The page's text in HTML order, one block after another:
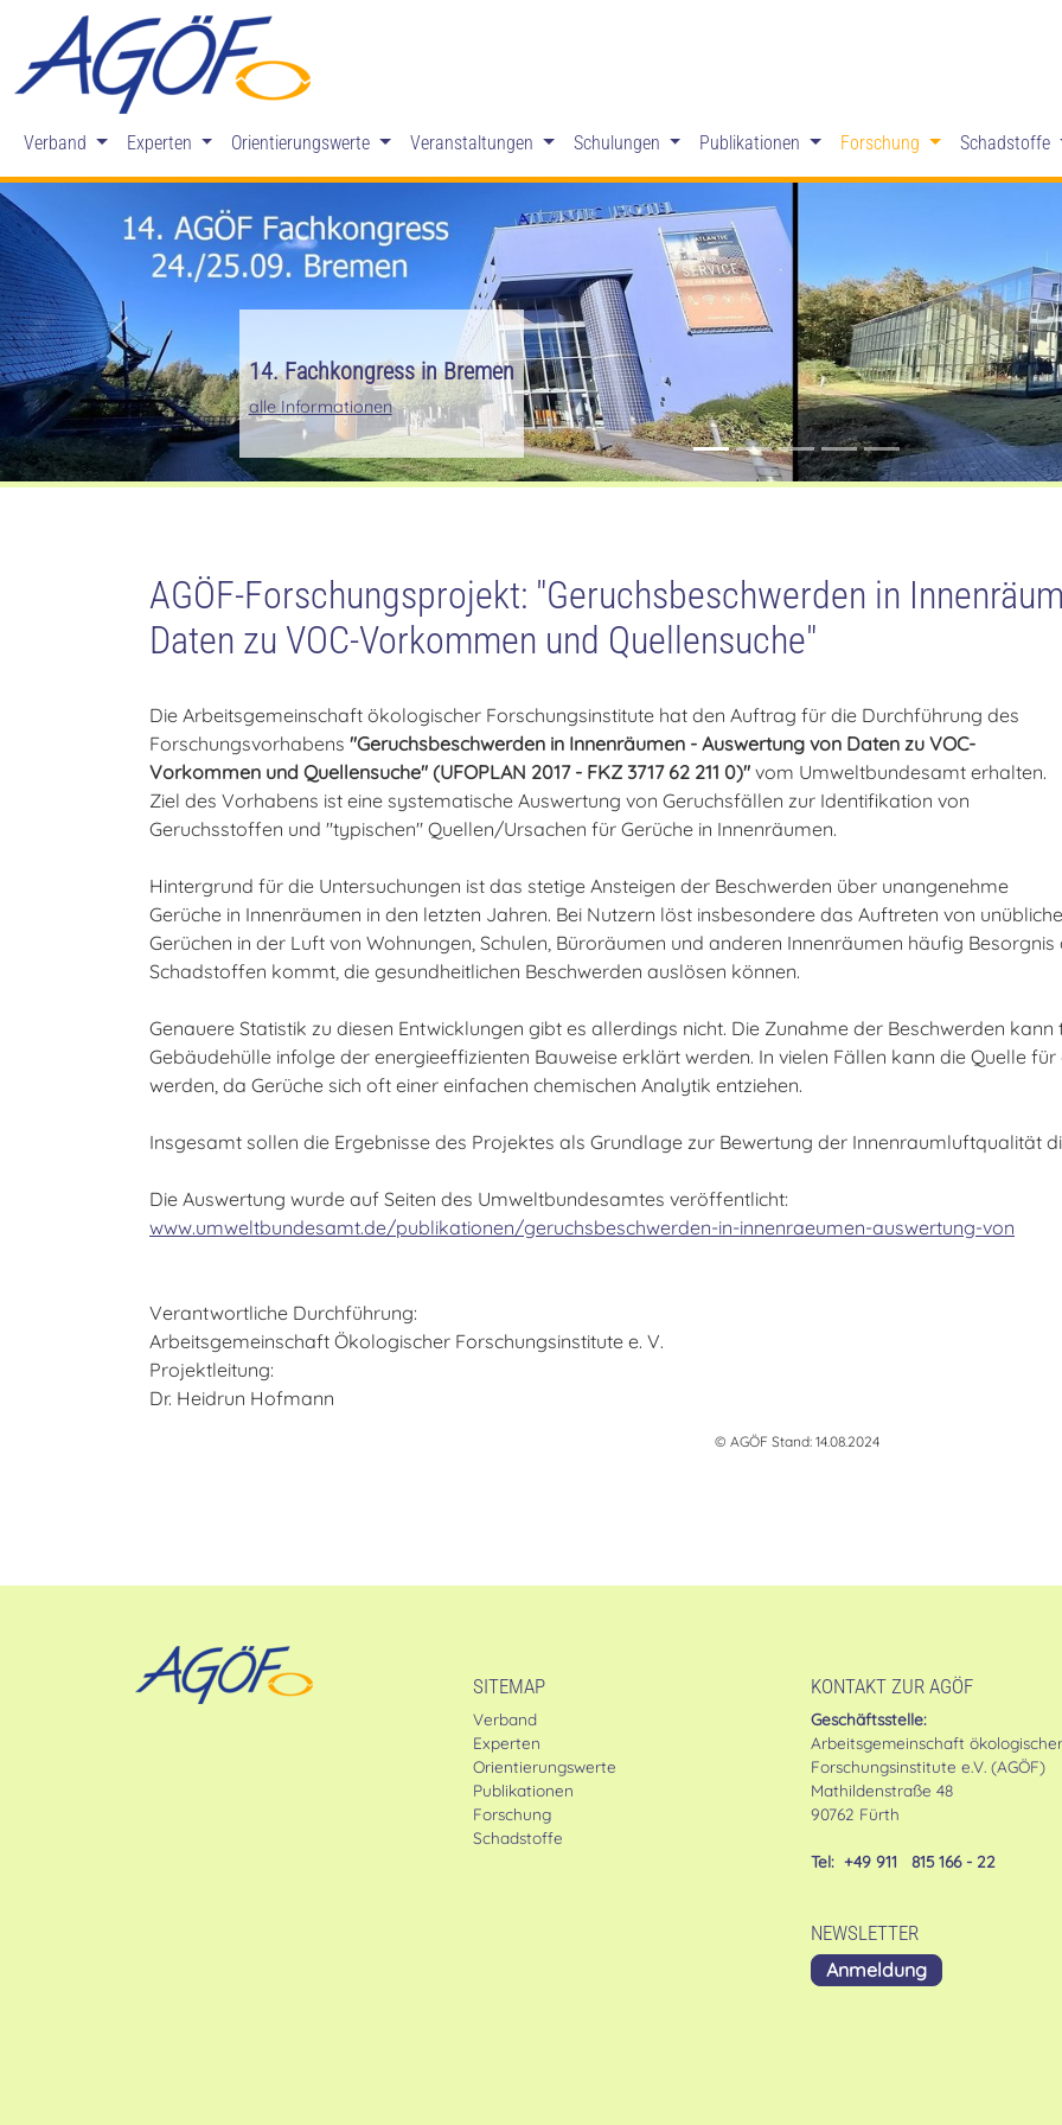
Verband Experten Orientierungswerte Veranstaltungen Schulungen Publikationen Forschung Schadstoffe
14. Fachkongress in Bremen
alle Informationen
Zurück
AGÖF-Forschungsprojekt: "Geruchsbeschwerden in
Daten zu VOC-Vorkommen und Quellensuche"
Die Arbeitsgemeinschaft ökologischer Forschungsinstitute hat den Auftrag für die Durchführung des
Forschungsvorhabens "Geruchsbeschwerden in Innenräumen - Auswertung von Daten zu VOC-
Vorkommen und Quellensuche" (UFOPLAN 2017 - FKZ 3717 62 211 0)" vom Umweltbundesamt erhalten.
Ziel des Vorhabens ist eine systematische Auswertung von Geruchsfällen zur Identifikation von
Geruchsstoffen und "typischen" Quellen/Ursachen für Gerüche in Innenräumen.
Hintergrund für die Untersuchungen ist das stetige Ansteigen der Beschwerden über unangenehme
Gerüche in Innenräumen in den letzten Jahren. Bei Nutzern löst insbesondere das Auftreten von
Gerüchen in der Luft von Wohnungen, Schulen, Büroräumen und anderen Innenräumen häufig
Schadstoffen kommt, die gesundheitlichen Beschwerden auslösen können.
Genauere Statistik zu diesen Entwicklungen gibt es allerdings nicht. Die Zunahme der Beschwerden
Gebäudehülle infolge der energieeffizienten Bauweise erklärt werden. In vielen Fällen kann die Quelle
werden, da Gerüche sich oft einer einfachen chemischen Analytik entziehen.
Insgesamt sollen die Ergebnisse des Projektes als Grundlage zur Bewertung der Innenraumluftqualität
Die Auswertung wurde auf Seiten des Umweltbundesamtes veröffentlicht:
www.umweltbundesamt.de/publikationen/geruchsbeschwerden-in-innenraeumen-auswertung-von
Verantwortliche Durchführung:
Arbeitsgemeinschaft Ökologischer Forschungsinstitute e. V.
Projektleitung:
Dr. Heidrun Hofmann
© AGÖF Stand: 14.08.2024
SITEMAP
Verband
Experten
Orientierungswerte
Publikationen
Forschung
Schadstoffe
KONTAKT ZUR AGÖF
Geschäftsstelle:
Arbeitsgemeinschaft ökologischer
Forschungsinstitute e.V. (AGÖF)
Mathildenstraße 48
90762 Fürth
Tel: +49 911 815 166 - 22
NEWSLETTER
Anmeldung